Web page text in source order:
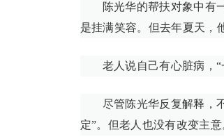
陈光华的帮扶对象中有
是挂满笑容。但去年夏天，
老人说自己有心脏病，
尽管陈光华反复解释，
定”。但老人也没有改变主意